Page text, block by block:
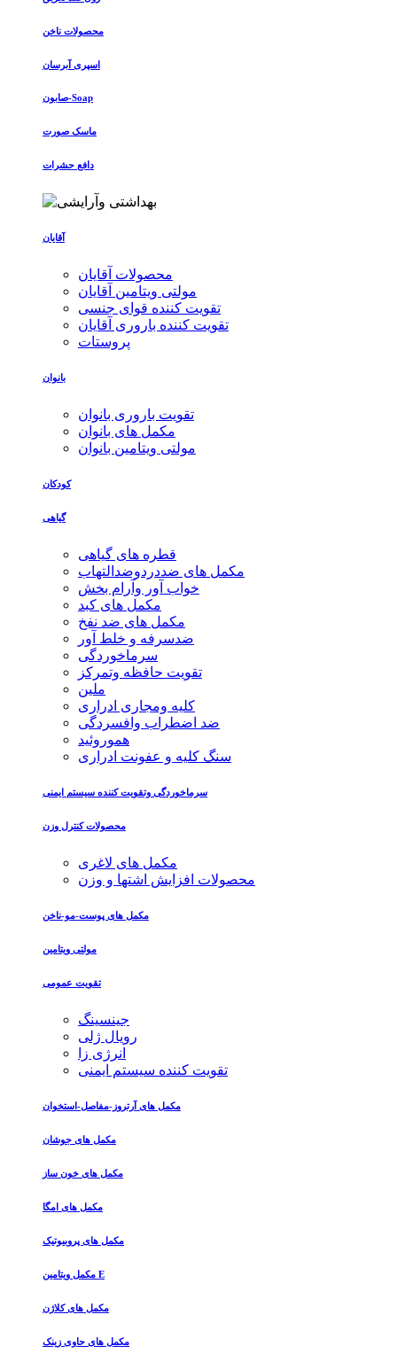
محصولات ناخن
اسپری آبرسان
صابون-Soap
ماسک صورت
دافع حشرات
آقایان
محصولات آقایان
مولتی ویتامین آقایان
تقویت کننده قوای جنسی
تقویت کننده باروری آقایان
پروستات
بانوان
تقویت باروری بانوان
مکمل های بانوان
مولتی ویتامین بانوان
کودکان
گیاهی
قطره های گیاهی
مکمل های ضددردوضدالتهاب
خواب آور وآرام بخش
مکمل های کبد
مکمل های ضد نفخ
ضدسرفه و خلط آور
سرماخوردگی
تقویت حافظه وتمرکز
ملین
کلیه ومجاری ادراری
ضد اضطراب وافسردگی
هموروئید
سنگ کلیه و عفونت ادراری
سرماخوردگی وتقویت کننده سیستم ایمنی
محصولات کنترل وزن
مکمل های لاغری
محصولات افزایش اشتها و وزن
مکمل های پوست-مو-ناخن
مولتی ویتامین
تقویت عمومی
جینسینگ
رویال ژلی
انرژی زا
تقویت کننده سیستم ایمنی
مکمل های آرتروز-مفاصل-استخوان
مکمل های جوشان
مکمل های خون ساز
مکمل های امگا
مکمل های پروبیوتیک
مکمل ویتامین E
مکمل های کلاژن
مکمل های حاوی زینک